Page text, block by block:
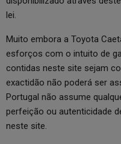
lei.
Muito embora a Toyota
esforços com o intuito de
contidas neste site sejam
exactidão não poderá ser
Portugal não assume
perfeição ou autenticidade
neste site.